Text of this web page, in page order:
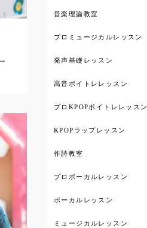
音楽理論教室
プロミュージカルレッスン
発声基礎レッスン
高音ボイトレレッスン
プロKPOPボイトレレッスン
KPOPラップレッスン
作詩教室
プロボーカルレッスン
ボーカルレッスン
ミュージカルレッスン